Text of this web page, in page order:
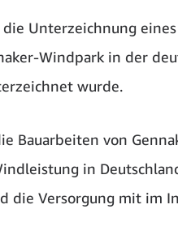
Unterzeichnung
Windpark in der
wurde.
Bauarbeiten von
in
die Versorgung mit im